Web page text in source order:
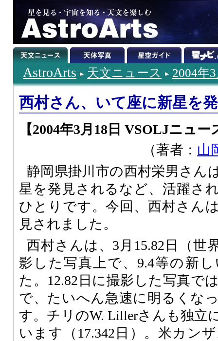
AstroArts 天文ニュース 2004年
西村さん、いて座に新星を
【2004年3月18日 VSOLJニュー
（著者： 山
静岡県掛川市の西村栄男さん
星を発見されるなど、活躍さ
ひとりです。今回、西村さん
見されました。
西村さんは、3月15.82日（世
影した写真上で、9.4等の新
た。12.82日に撮影した写真で
で、たいへん急速に明るくな
す。チリのW. Lillerさんも独立
います（17.342日）。米カン